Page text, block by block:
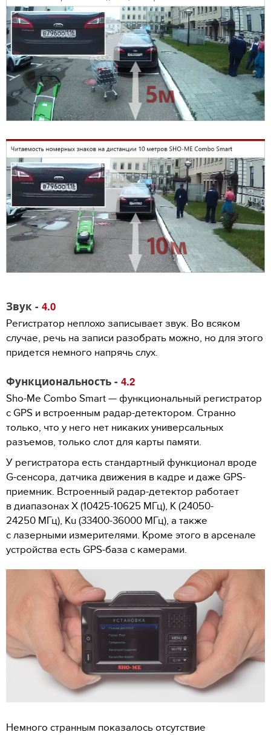
Звук - 4.0
Регистратор неплохо записывает звук. Во всяком
случае, речь на записи разобрать можно, но для этого
придется немного напрячь слух.
Функциональность - 4.2
Sho-Me Combo Smart — функциональный регистратор
с GPS и встроенным радар-детектором. Странно
только, что у него нет никаких универсальных
разъемов, только слот для карты памяти.
У регистратора есть стандартный функционал вроде
G-сенсора, датчика движения в кадре и даже GPS-
приемник. Встроенный радар-детектор работает
в диапазонах X (10425-10625 МГц), K (24050-
24250 МГц), Ku (33400-36000 МГц), а также
с лазерными измерителями. Кроме этого в арсенале
устройства есть GPS-база с камерами.
Немного странным показалось отсутствие